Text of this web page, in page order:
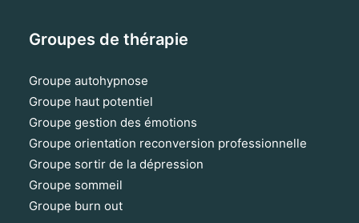
Groupes de thérapie
Groupe autohypnose
Groupe haut potentiel
Groupe gestion des émotions
Groupe orientation reconversion professionnelle
Groupe sortir de la dépression
Groupe sommeil
Groupe burn out